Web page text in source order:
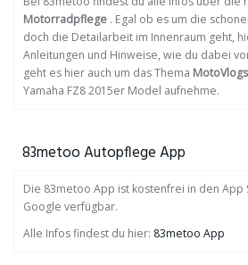
Motorradpflege . Egal ob es um die
doch die Detailarbeit im Innenraum geht,
Anleitungen und Hinweise, wie du dabei
geht es hier auch um das Thema MotoVlogs
Yamaha FZ8 2015er Model aufnehme.
83metoo Autopflege App
Die 83metoo App ist kostenfrei in den App
Google verfügbar.
Alle Infos findest du hier: 83metoo App